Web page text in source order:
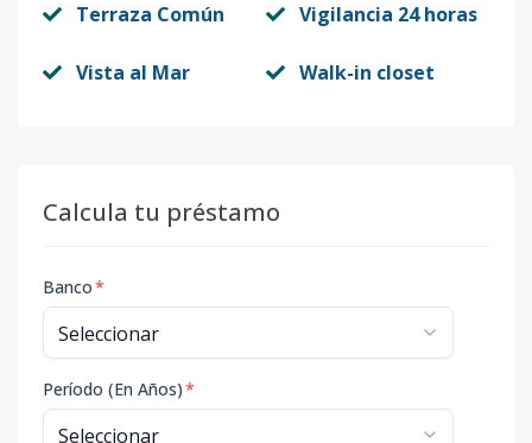
Terraza Común Vigilancia 24 horas
Vista al Mar Walk-in closet
Calcula tu préstamo
Banco*
Período (En Años)*